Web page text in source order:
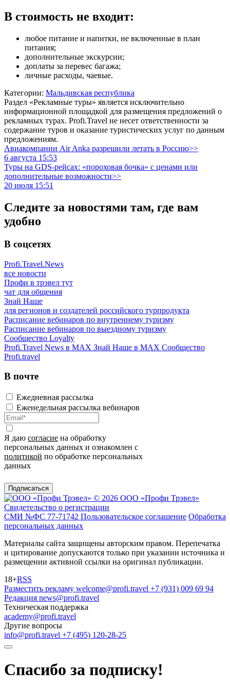
В стоимость не входит:
любое питание и напитки, не включенные в план
питания;
дополнительные экскурсии;
доплаты за перевес багажа;
личные расходы, чаевые.
Категории: Мальдивская республика
Раздел «Рекламные туры» является исключительно
информационной площадкой для размещения предложений о
рекламных турах. Profi.Travel не несет ответственности за
содержание туров и оказание туристических услуг по данным
предложениям.
Авиакомпании Air Anka разрешили летать в Россию>>
6 августа 15:53
Туры на GDS-рейсах: «пороховая бочка» с ценами или
дополнительные возможности>>
20 июля 15:51
Следите за новостями там, где вам
удобно
В соцсетях
Profi.Travel.News
все новости
Профи в трэвел тут
чат для общения
Знай Наше
для регионов и создателей российского турпродукта
Расписание вебинаров по внутреннему туризму
Расписание вебинаров по выездному туризму
Сообщество Loyalty
Profi.Travel News в MAX Знай Наше в MAX Сообщество
Profi.travel
В почте
Ежедневная рассылка
Еженедельная рассылка вебинаров
Я даю согласие на обработку
персональных данных и ознакомлен с
политикой по обработке персональных
данных
Подписаться
© 2026 ООО «Профи Трэвeл»
Свидетельство о регистрации
СМИ №ФС 77-71742 Пользовательское соглашение Обработка
персональных данных
Материалы сайта защищены авторским правом. Перепечатка
и цитирование допускаются только при указании источника и
размещении активной ссылки на оригинал публикации.
18+RSS
Разместить рекламу welcome@profi.travel +7 (931) 009 69 94
Редакция news@profi.travel
Техническая поддержка
academy@profi.travel
Другие вопросы
info@profi.travel +7 (495) 120-28-25
Спасибо за подписку!